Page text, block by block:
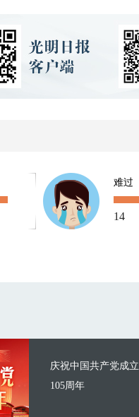
难过
14
庆祝中国共产党成立
105周年